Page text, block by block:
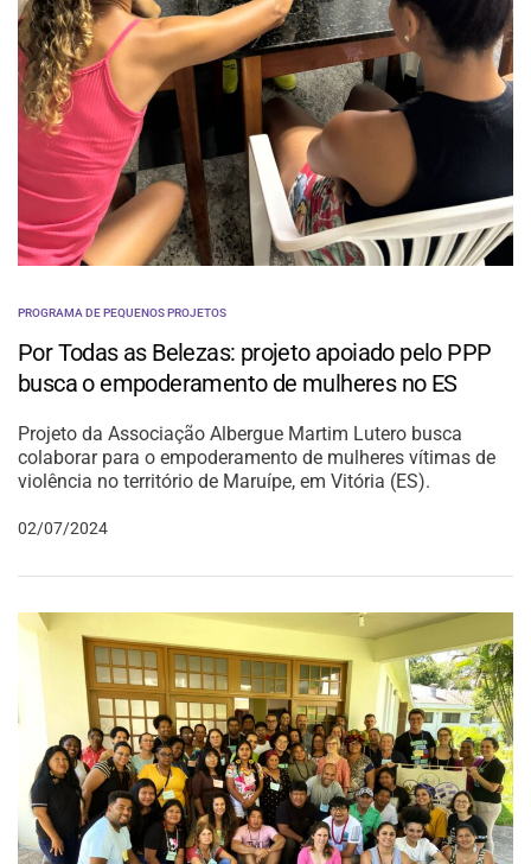
PROGRAMA DE PEQUENOS PROJETOS
Por Todas as Belezas: projeto apoiado pelo PPP
busca o empoderamento de mulheres no ES
Projeto da Associação Albergue Martim Lutero busca
colaborar para o empoderamento de mulheres vítimas de
violência no território de Maruípe, em Vitória (ES).
02/07/2024